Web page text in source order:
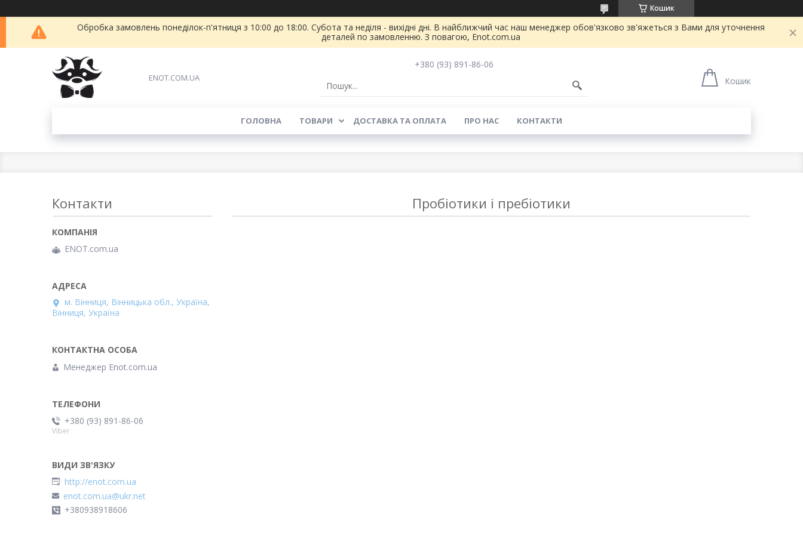
Кошик
Обробка замовлень понеділок-п'ятниця з 10:00 до 18:00. Субота та неділя - вихідні дні. В найближчий час наш менеджер обов'язково зв'яжеться з Вами для уточнення
деталей по замовленню. З повагою, Enot.com.ua
ENOT.COM.UA
+380 (93) 891-86-06
Кошик
ГОЛОВНА ТОВАРИ ДОСТАВКА ТА ОПЛАТА ПРО НАС КОНТАКТИ
Пробіотики і пребіотики
Контакти
ENOT.com.ua
м. Вінниця, Вінницька обл., Україна,
Вінниця, Україна
Менеджер Enot.com.ua
+380 (93) 891-86-06
Viber
http://enot.com.ua
enot.com.ua@ukr.net
+380938918606